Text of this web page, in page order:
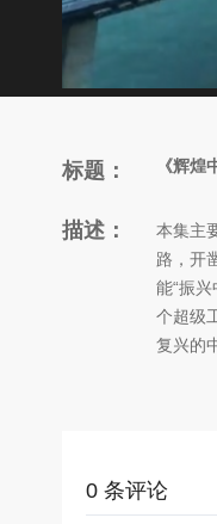
标题： 《辉
描述：
本集主
路，开
能“振
个超级
复兴的
0 条评论